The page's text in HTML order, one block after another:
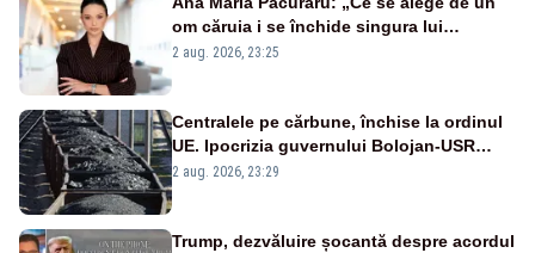
om căruia i se închide singura lui
portiță?”
2 aug. 2026, 23:25
Centralele pe cărbune, închise la ordinul
UE. Ipocrizia guvernului Bolojan-USR
după starea de alertă
2 aug. 2026, 23:29
Trump, dezvăluire șocantă despre acordul